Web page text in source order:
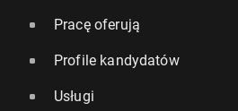
Pracę oferują
Profile kandydatów
Usługi